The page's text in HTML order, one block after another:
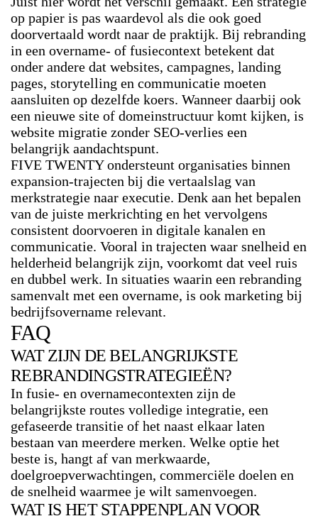
op papier is pas waardevol als die ook goed
doorvertaald wordt naar de praktijk. Bij rebranding
in een overname- of fusiecontext betekent dat
onder andere dat websites, campagnes, landing
pages, storytelling en communicatie moeten
aansluiten op dezelfde koers. Wanneer daarbij ook
een nieuwe site of domeinstructuur komt kijken, is
website migratie zonder SEO-verlies een
belangrijk aandachtspunt.
FIVE TWENTY ondersteunt organisaties binnen
expansion-trajecten bij die vertaalslag van
merkstrategie naar executie. Denk aan het bepalen
van de juiste merkrichting en het vervolgens
consistent doorvoeren in digitale kanalen en
communicatie. Vooral in trajecten waar snelheid en
helderheid belangrijk zijn, voorkomt dat veel ruis
en dubbel werk. In situaties waarin een rebranding
samenvalt met een overname, is ook marketing bij
bedrijfsovername relevant.
FAQ
WAT ZIJN DE BELANGRIJKSTE
REBRANDINGSTRATEGIEËN?
In fusie- en overnamecontexten zijn de
belangrijkste routes volledige integratie, een
gefaseerde transitie of het naast elkaar laten
bestaan van meerdere merken. Welke optie het
beste is, hangt af van merkwaarde,
doelgroepverwachtingen, commerciële doelen en
de snelheid waarmee je wilt samenvoegen.
WAT IS HET STAPPENPLAN VOOR